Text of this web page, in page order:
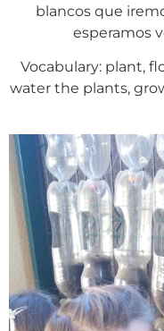
blancos que
esperamos
Vocabulary: plant,
water the plants,